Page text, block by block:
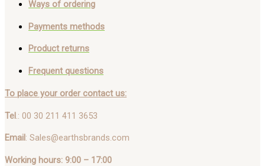
Ways of ordering
Payments methods
Product returns
Frequent questions
To place your order contact us:
Tel .: 00 30 211 411 3653
Email: Sales@earthsbrands.com
Working hours: 9:00 – 17:00